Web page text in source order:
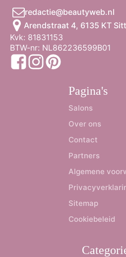
redactie@beautyweb.nl
Arendstraat 4, 6135 KT
Kvk: 81831153
BTW-nr: NL862236599B01
Pagina's
Salons
Over ons
Contact
Partners
Algemene
Sitemap
Cookiebeleid